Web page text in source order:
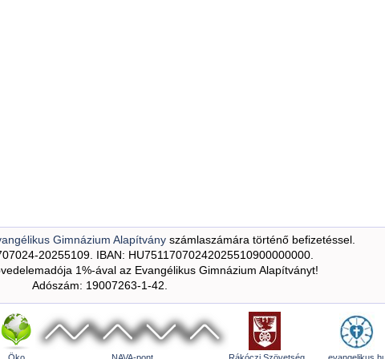
Gimnázium Alapítványszámlaszámára történő befizetéssel.
20255109. IBAN: HU75117070242025510900000000.
1%-ával az Evangélikus Gimnázium Alapítványt!
Adószám: 19007263-1-42.